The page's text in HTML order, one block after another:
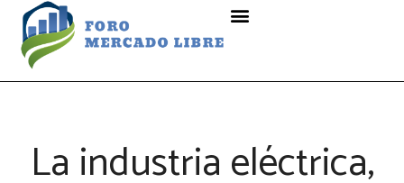
La industria eléctrica,